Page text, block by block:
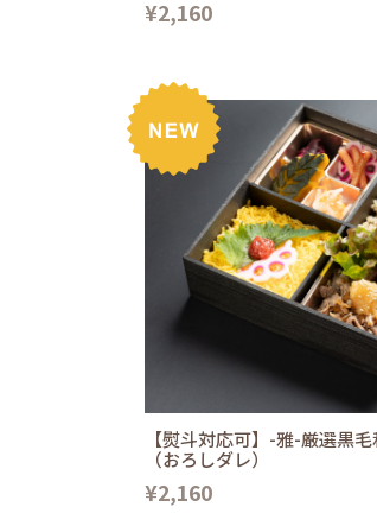
¥2,160
【熨斗対応可】-雅-厳選黒
（おろしダレ）
¥2,160